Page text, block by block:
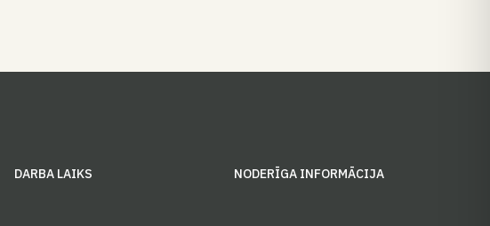
DARBA LAIKS NODERĪGA INFORMĀCIJA